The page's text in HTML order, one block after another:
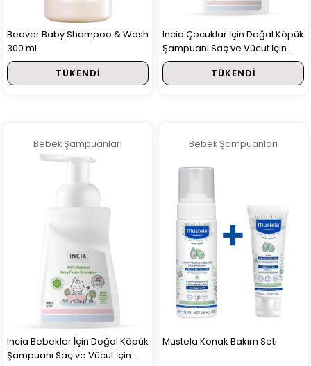
Beaver Baby Shampoo & Wash
300 ml
TÜKENDI
Incia Çocuklar İçin Doğal Köpük
Şampuanı Saç ve Vücut İçin
350 ml
TÜKENDI
Bebek Şampuanları
Incia Bebekler İçin Doğal Köpük
Şampuanı Saç ve Vücut İçin
Bebek Şampuanları
Mustela Konak Bakım Seti